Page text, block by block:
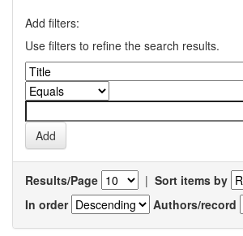
Add filters:
Use filters to refine the search results.
Results/Page | Sort items by
In order
Authors/record